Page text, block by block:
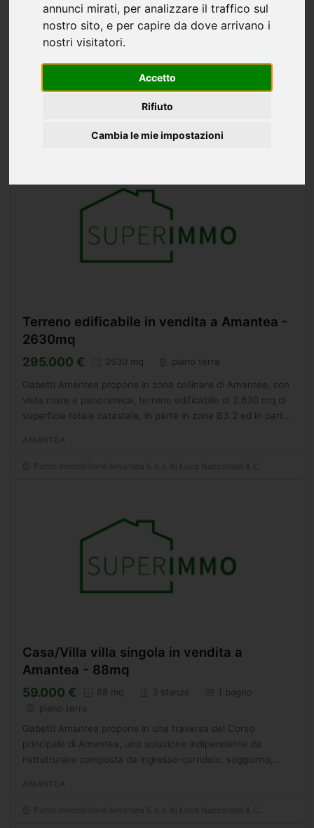
annunci mirati, per analizzare il traffico sul
nostro sito, e per capire da dove arrivano i
nostri visitatori.
Accetto
Rifiuto
Cambia le mie impostazioni
2515mq
500.000 € 2515 mq
disposto su tre piani. Ottimo investimento con diverse
possibilit di destinazione d'uso. - SC9451560
Punto Immobiliare Amantea S.a.s. di Luca Naccarato & C.
Terreno edificabile in vendita a Amantea -
2630mq
295.000 € 2630 mq piano terra
Gabetti Amantea propone in zona collinare di Amantea, con
vista mare e panoramica, terreno edificabile di 2.630 mq di
superficie totale catastale, in parte in zona B3.2 ed in parte
Casa/Villa villa singola in vendita a
Amantea - 88mq
59.000 € 88 mq 3 stanze
1 bagno
piano terra
Gabetti Amantea propone in una traversa del Corso
principale di Amantea, una soluzione indipendente da
ristrutturare composta da ingresso-corridoio, soggiorno,